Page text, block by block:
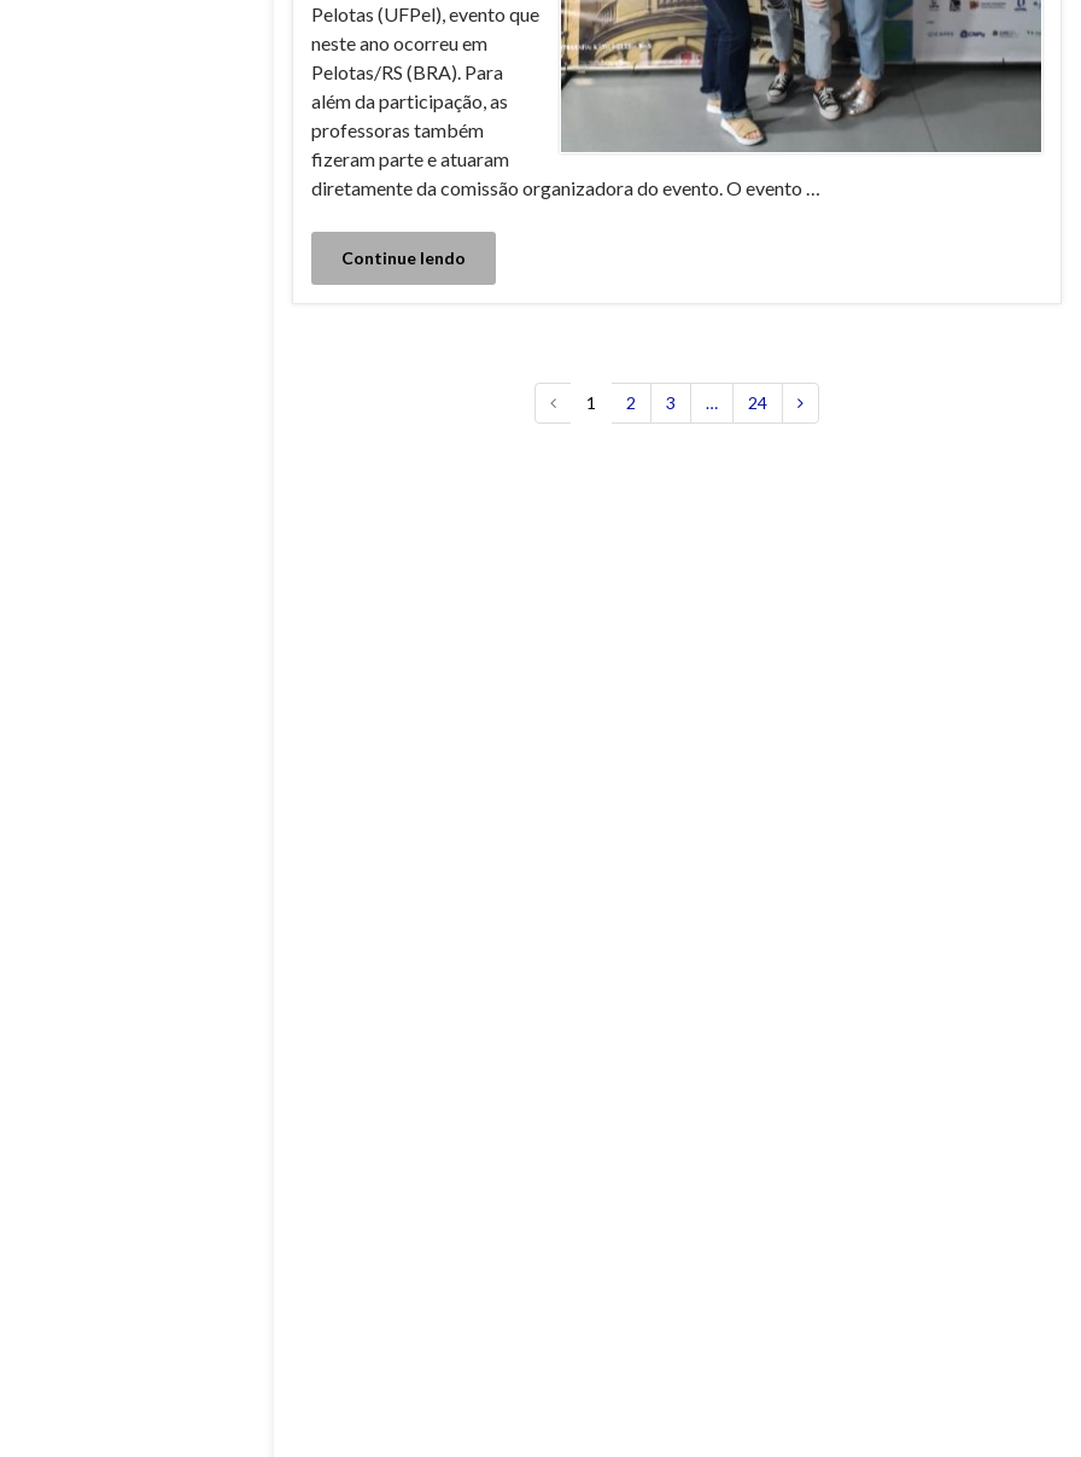
Pelotas (UFPel), evento que
neste ano ocorreu em
Pelotas/RS (BRA). Para
além da participação, as
professoras também
fizeram parte e atuaram
diretamente da comissão organizadora do evento. O evento …
Continue lendo
1 2 3 … 24